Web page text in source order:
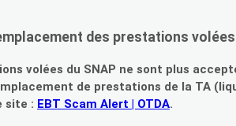
des prestations
volées du SNAP ne sont plus
de prestations de la TA
site : EBT Scam Alert | OTDA.